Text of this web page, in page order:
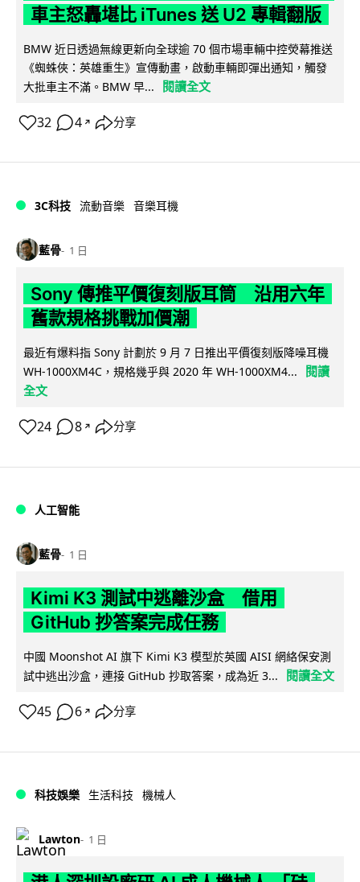
車主怒轟堪比 iTunes 送 U2 專輯翻版
BMW 近日透過無線更新向全球逾 70 個市場車輛中控熒幕推送
《蜘蛛俠：英雄重生》宣傳動畫，啟動車輛即彈出通知，觸發
大批車主不滿。BMW 早...
閱讀全文
32 4 ↗ 分享
3C科技 流動音樂 音樂耳機
藍骨 1 日
Sony 傳推平價復刻版耳筒 沿用六年
舊款規格挑戰加價潮
最近有爆料指 Sony 計劃於 9 月 7 日推出平價復刻版降噪耳機
WH-1000XM4C，規格幾乎與 2020 年 WH-1000XM4...
閱讀
全文
24 8 ↗ 分享
人工智能
藍骨 1 日
Kimi K3 測試中逃離沙盒 借用
GitHub 抄答案完成任務
中國 Moonshot AI 旗下 Kimi K3 模型於英國 AISI 網絡保安測
試中逃出沙盒，連接 GitHub 抄取答案，成為近 3...
閱讀全文
45 6 ↗ 分享
科技娛樂 生活科技 機械人
Lawton 1 日